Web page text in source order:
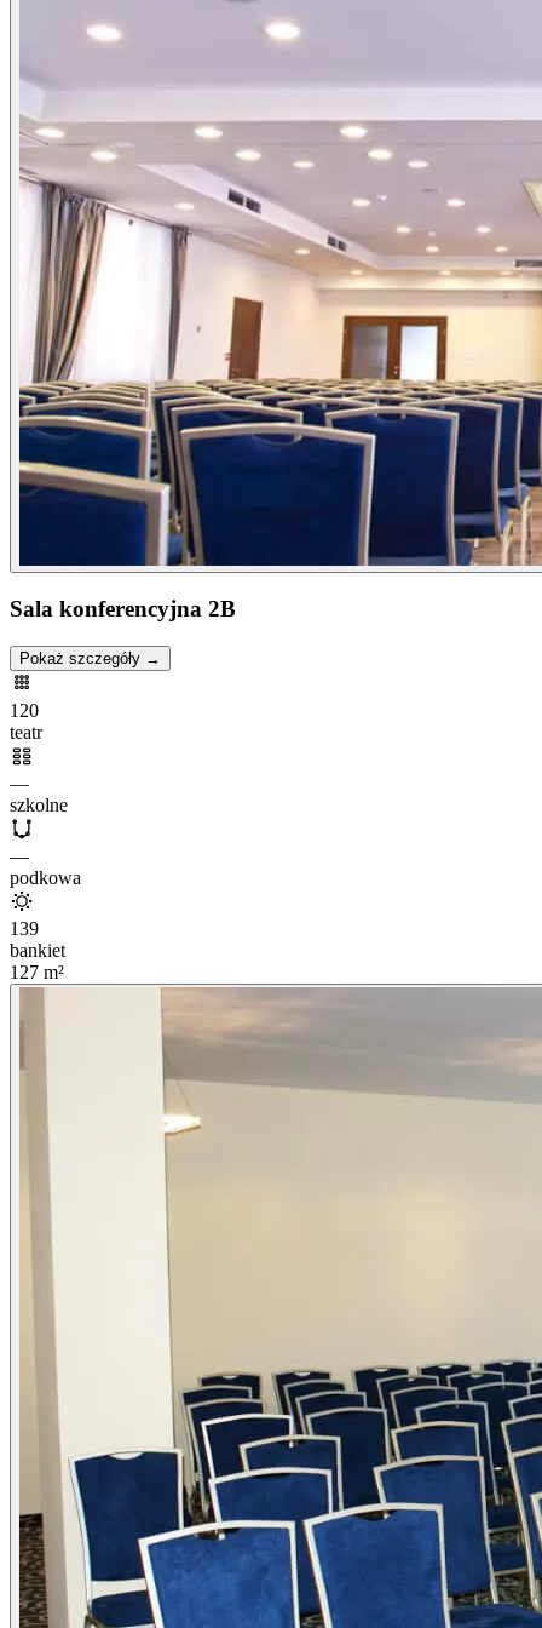
Sala konferencyjna 2B
Pokaż szczegóły →
120
teatr
—
szkolne
—
podkowa
139
bankiet
127 m²